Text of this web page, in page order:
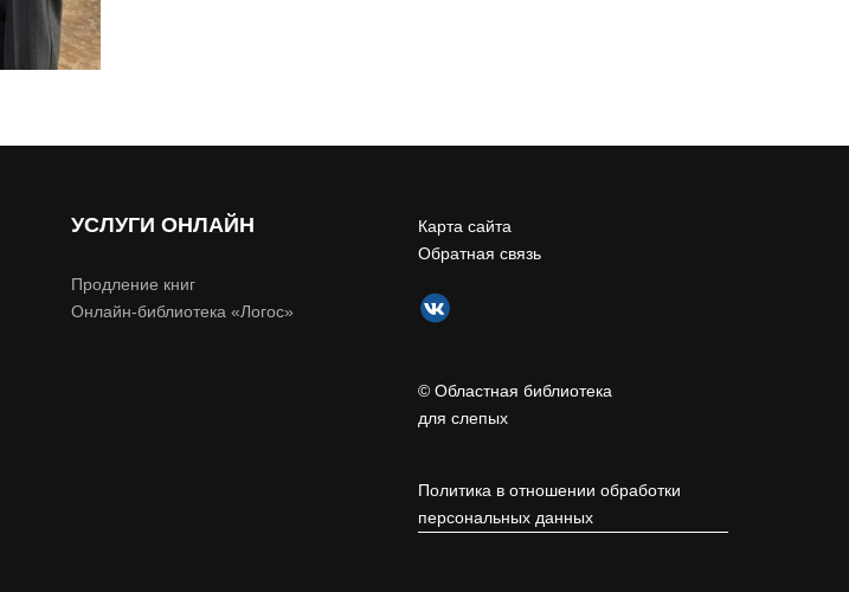
УСЛУГИ ОНЛАЙН
Продление книг
Онлайн-библиотека «Логос»
Карта сайта
Обратная связь
© Областная библиотека
для слепых
Политика в отношении обработки
персональных данных